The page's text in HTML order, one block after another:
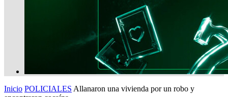
Inicio POLICIALES Allanaron una vivienda por un robo y